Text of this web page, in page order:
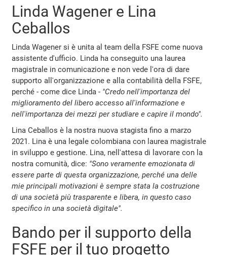
Linda Wagener e Lina
Ceballos
Linda Wagener si è unita al team della FSFE come nuova
assistente d'ufficio. Linda ha conseguito una laurea
magistrale in comunicazione e non vede l'ora di dare
supporto all'organizzazione e alla contabilità della FSFE,
perché - come dice Linda - "Credo nell'importanza del
miglioramento del libero accesso all'informazione e
nell'importanza dei mezzi per studiare e capire il mondo".
Lina Ceballos è la nostra nuova stagista fino a marzo
2021. Lina è una legale colombiana con laurea magistrale
in sviluppo e gestione. Lina, nell'attesa di lavorare con la
nostra comunità, dice: "Sono veramente emozionata di
essere parte di questa organizzazione, perché una delle
mie principali motivazioni è sempre stata la costruzione
di una società più trasparente e libera, in questo caso
specifico in una società digitale".
Bando per il supporto della
FSFE per il tuo progetto